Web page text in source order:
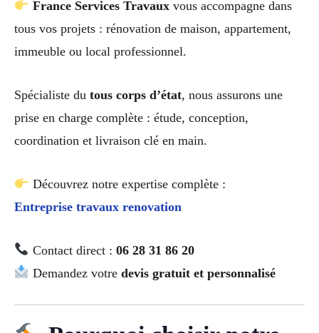
France Services Travauxvous accompagne dans
tous vos projets : rénovation de maison, appartement,
immeuble ou local professionnel.
Spécialiste du tous corps d’état, nous assurons une
prise en charge complète : étude, conception,
coordination et livraison clé en main.
Découvrez notre expertise complète :
Entreprise travaux renovation
Contact direct : 06 28 31 86 20
Demandez votre devis gratuit et personnalisé